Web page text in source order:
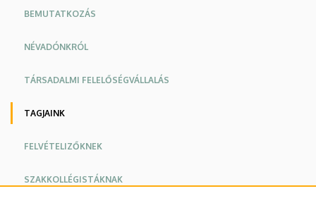
Oldalmenü
BEMUTATKOZÁS
NÉVADÓNKRÓL
TÁRSADALMI FELELŐSÉGVÁLLALÁS
TAGJAINK
FELVÉTELIZŐKNEK
SZAKKOLLÉGISTÁKNAK